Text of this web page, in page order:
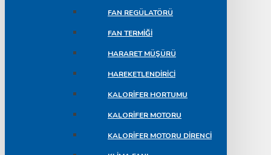
FAN REGÜLATÖRÜ
FAN TERMIĞI
HARARET MÜŞÜRÜ
HAREKETLENDIRICI
KALORIFER HORTUMU
KALORIFER MOTORU
KALORIFER MOTORU DIRENCI